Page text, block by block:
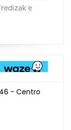
e
- Centro